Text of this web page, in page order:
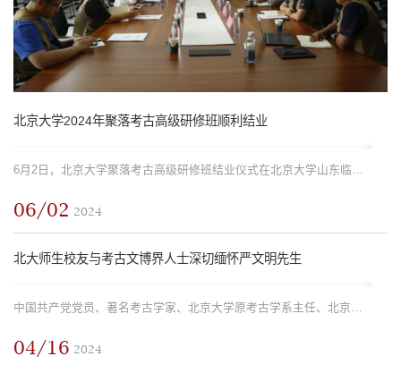
北京大学2024年聚落考古高级研修班顺利结业
6月2日，北京大学聚落考古高级研修班结业仪式在北京大学山东临淄田野考古教学实习基地举行。 国家文物局考古司、山东省文化和旅游厅负责同志出席结业仪式，聚落考古研修班指导教师代表和全体学员，桐林考古队成员，...
06/02 2024
北大师生校友与考古文博界人士深切缅怀严文明先生
中国共产党党员、著名考古学家、北京大学原考古学系主任、北京大学哲学社会科学资深教授严文明先生因病医治无效，于2024年4月14日20时13分在北京逝世，享年92岁。 4月15日下午，考古文博学院在红五楼布设的严文明先...
04/16 2024